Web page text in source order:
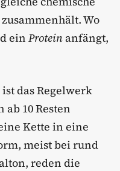
Wo
einProtein anfängt,
das Regelwerk
10 Resten
Kette in eine
meist bei rund
reden die